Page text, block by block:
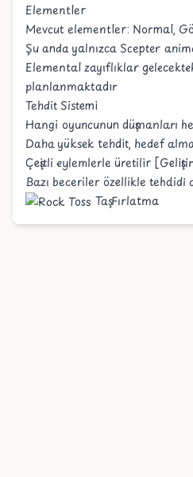
Elementler
Mevcut elementler: Normal,
Şu anda yalnızca Scepter
Elemental zayıflıklar
planlanmaktadır
Tehdit Sistemi
Hangi oyuncunun düşmanları
Daha yüksek tehdit, hedef alma
Çeşitli eylemlerle üretilir
Bazı beceriler özellikle tehdidi
Taş Fırlatma